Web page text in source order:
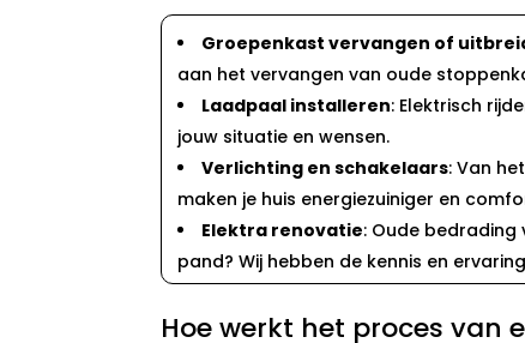
Groepenkast vervangen of
aan het vervangen van oude
Laadpaal installeren: Elektrisch
jouw situatie en wensen.
Verlichting en schakelaars: Van
maken je huis energiezuiniger en
Elektra renovatie: Oude
pand? Wij hebben de kennis en
Hoe werkt het proces van